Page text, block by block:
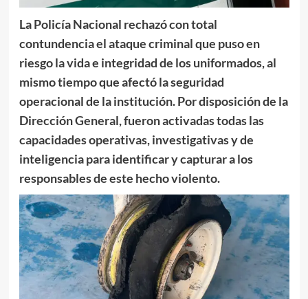
La Policía Nacional rechazó con total
contundencia el ataque criminal que puso en
riesgo la vida e integridad de los uniformados, al
mismo tiempo que afectó la seguridad
operacional de la institución. Por disposición de la
Dirección General, fueron activadas todas las
capacidades operativas, investigativas y de
inteligencia para identificar y capturar a los
responsables de este hecho violento.